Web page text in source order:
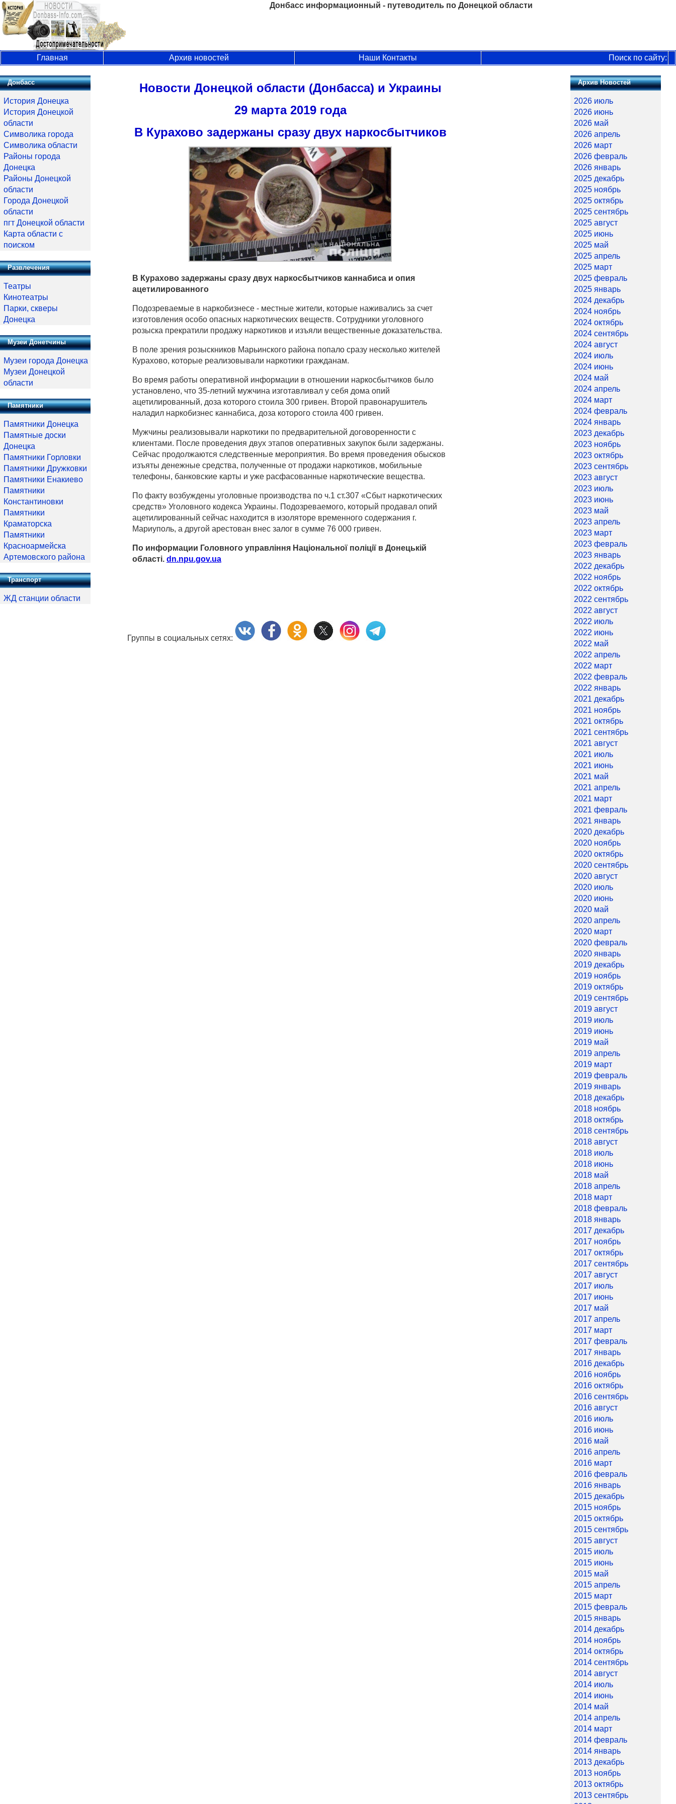
Донбасс информационный - путеводитель по Донецкой области
Главная Архив новостей Наши Контакты Поиск по сайту:
Новости Донецкой области (Донбасса) и Украины
29 марта 2019 года
В Курахово задержаны сразу двух наркосбытчиков
В Курахово задержаны сразу двух наркосбытчиков каннабиса и опия
ацетилированного
Подозреваемые в наркобизнесе - местные жители, которые наживались за счет
изготовления особо опасных наркотических веществ. Сотрудники уголовного
розыска прекратили продажу наркотиков и изъяли вещественные доказательства.
В поле зрения розыскников Марьинского района попало сразу несколько жителей
Курахово, которые реализовывали наркотики гражданам.
Во время работы оперативной информации в отношении наркосбытчиков было
установлено, что 35-летний мужчина изготавливал у себя дома опий
ацетилированный, доза которого стоила 300 гривен. Второй правонарушитель
наладил наркобизнес каннабиса, доза которого стоила 400 гривен.
Мужчины реализовывали наркотики по предварительной договоренности с
клиентами. После проведения двух этапов оперативных закупок были задержаны.
Сейчас продолжаются следственные мероприятия. Во время проведения обысков
изъяты денежные средства, полученные от продажи наркотиков, мобильные
телефоны, банковские карты и уже расфасованные наркотические вещества.
По факту возбуждены уголовные производства по ч.1 ст.307 «Сбыт наркотических
средств» Уголовного кодекса Украины. Подозреваемого, который продавал опий
ацетилированный сейчас находится в изоляторе временного содержания г.
Мариуполь, а другой арестован внес залог в сумме 76 000 гривен.
По информации Головного управління Національної поліції в Донецькій
області. dn.npu.gov.ua
Группы в социальных сетях:
Донбасс
История Донецка
История Донецкой
области
Символика города
Символика области
Районы города
Донецка
Районы Донецкой
области
Города Донецкой
области
пгт Донецкой области
Карта области с
поиском
Развлечения
Театры
Кинотеатры
Парки, скверы
Донецка
Музеи Донетчины
Музеи города Донецка
Музеи Донецкой
области
Памятники
Памятники Донецка
Памятные доски
Донецка
Памятники Горловки
Памятники Дружковки
Памятники Енакиево
Памятники
Константиновки
Памятники
Краматорска
Памятники
Красноармейска
Артемовского района
Транспорт
ЖД станции области
Архив Новостей
2026 июль
2026 июнь
2026 май
2026 апрель
2026 март
2026 февраль
2026 январь
2025 декабрь
2025 ноябрь
2025 октябрь
2025 сентябрь
2025 август
2025 июнь
2025 май
2025 апрель
2025 март
2025 февраль
2025 январь
2024 декабрь
2024 ноябрь
2024 октябрь
2024 сентябрь
2024 август
2024 июль
2024 июнь
2024 май
2024 апрель
2024 март
2024 февраль
2024 январь
2023 декабрь
2023 ноябрь
2023 октябрь
2023 сентябрь
2023 август
2023 июль
2023 июнь
2023 май
2023 апрель
2023 март
2023 февраль
2023 январь
2022 декабрь
2022 ноябрь
2022 октябрь
2022 сентябрь
2022 август
2022 июль
2022 июнь
2022 май
2022 апрель
2022 март
2022 февраль
2022 январь
2021 декабрь
2021 ноябрь
2021 октябрь
2021 сентябрь
2021 август
2021 июль
2021 июнь
2021 май
2021 апрель
2021 март
2021 февраль
2021 январь
2020 декабрь
2020 ноябрь
2020 октябрь
2020 сентябрь
2020 август
2020 июль
2020 июнь
2020 май
2020 апрель
2020 март
2020 февраль
2020 январь
2019 декабрь
2019 ноябрь
2019 октябрь
2019 сентябрь
2019 август
2019 июль
2019 июнь
2019 май
2019 апрель
2019 март
2019 февраль
2019 январь
2018 декабрь
2018 ноябрь
2018 октябрь
2018 сентябрь
2018 август
2018 июль
2018 июнь
2018 май
2018 апрель
2018 март
2018 февраль
2018 январь
2017 декабрь
2017 ноябрь
2017 октябрь
2017 сентябрь
2017 август
2017 июль
2017 июнь
2017 май
2017 апрель
2017 март
2017 февраль
2017 январь
2016 декабрь
2016 ноябрь
2016 октябрь
2016 сентябрь
2016 август
2016 июль
2016 июнь
2016 май
2016 апрель
2016 март
2016 февраль
2016 январь
2015 декабрь
2015 ноябрь
2015 октябрь
2015 сентябрь
2015 август
2015 июль
2015 июнь
2015 май
2015 апрель
2015 март
2015 февраль
2015 январь
2014 декабрь
2014 ноябрь
2014 октябрь
2014 сентябрь
2014 август
2014 июль
2014 июнь
2014 май
2014 апрель
2014 март
2014 февраль
2014 январь
2013 декабрь
2013 ноябрь
2013 октябрь
2013 сентябрь